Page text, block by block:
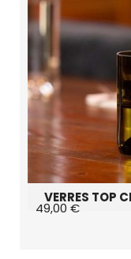
VERRES TOP
49,00 €